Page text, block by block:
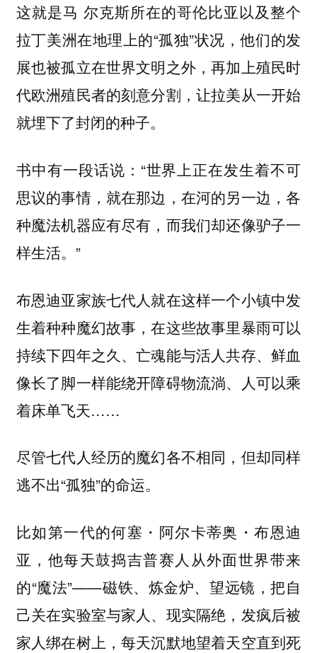
这就是马 尔克斯所在的哥伦比亚以及整个
拉丁美洲在地理上的“孤独”状况，他们的发
展也被孤立在世界文明之外，再加上殖民时
代欧洲殖民者的刻意分割，让拉美从一开始
就埋下了封闭的种子。
书中有一段话说：“世界上正在发生着不可
思议的事情，就在那边，在河的另一边，各
种魔法机器应有尽有，而我们却还像驴子一
样生活。”
布恩迪亚家族七代人就在这样一个小镇中发
生着种种魔幻故事，在这些故事里暴雨可以
持续下四年之久、亡魂能与活人共存、鲜血
像长了脚一样能绕开障碍物流淌、人可以乘
着床单飞天……
尽管七代人经历的魔幻各不相同，但却同样
逃不出“孤独”的命运。
比如第一代的何塞・阿尔卡蒂奥・布恩迪
亚，他每天鼓捣吉普赛人从外面世界带来
的“魔法”——磁铁、炼金炉、望远镜，把自
己关在实验室与家人、现实隔绝，发疯后被
家人绑在树上，每天沉默地望着天空直到死